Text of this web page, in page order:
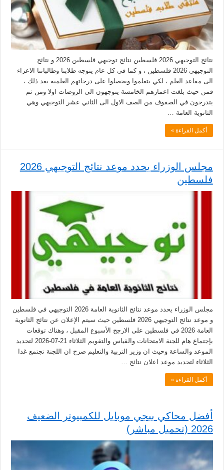
نتائج التوجيهي 2026 فلسطين نتائج توجيهي فلسطين 2026 و نتائج
التوجيهي 2026 فلسطين ، و كما في كل عام يتوجه طلابنا وطالباتنا الاعزاء
الى مقاعد العلم ، لكي يتعلموا ويحصلوا على درجاتهم العلمية بعد ذلك ،
فمن حيث بلغت اعمارهم الخامسة يتوجهون الى الروضات اولا ومن ثم
يتدرجون في الصفوف من الصف الاول الى الثاني عشر التوجيهي وهي
الثانوية العامة …
أكمل القراءة »
مجلس الوزراء يحدد موعد نتائج التوجيهي 2026
فلسطين
مجلس الوزراء يحدد موعد نتائج الثانوية العامة 2026 التوجيهي في فلسطين
و موعد نتائج التوجيهي 2026 فلسطين حيث سيتم الإعلان عن نتائج الثانوية
العامة 2026 في فلسطين على الارجح الأسبوع المقبل ، وهناك توقعات
بإجتماع هام للجنة الامتحانات والقياس والتقويم الثلاثاء 21-07-2026 لتحديد
الموعد والساعة وحيث ان وزير التربية والتعليم صرح ان اللجنة تجتمع غدا
الثلاثاء لتحديد موعد اعلان نتائج …
أكمل القراءة »
أفضل محاكي ببجي موبايل للكمبيوتر الضعيف
2026 (تحميل مباشر)